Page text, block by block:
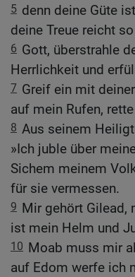
5 denn deine Güte
deine Treue reicht
6 Gott, überstrahle
Herrlichkeit und
7 Greif ein mit
auf mein Rufen,
8 Aus seinem
»Ich juble über
Sichem meinem
für sie vermessen.
9 Mir gehört Gilead,
ist mein Helm und
10 Moab muss mir
auf Edom werfe ich